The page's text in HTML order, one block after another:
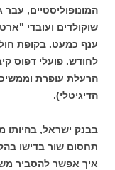
המונופוליסטיים,
שוקולדים ועובדי
ענף כמעט. בקופת
לחודש. פועלי דפוס
הרעלת עופרת
הדיגיטלי)
.
בבנק ישראל,
תחסום שור בדישו